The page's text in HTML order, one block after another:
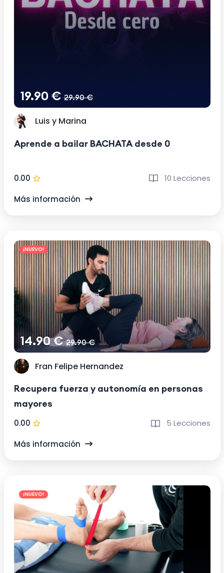
19.90 €29.90 €
Luis y Marina
Aprende a bailar BACHATA desde 0
0.00
10 Lecciones
Más información
¡NUEVO!
14.90 €29.90 €
Fran Felipe Hernandez
Recupera fuerza y autonomía en personas
mayores
0.00
5 Lecciones
Más información
¡NUEVO!